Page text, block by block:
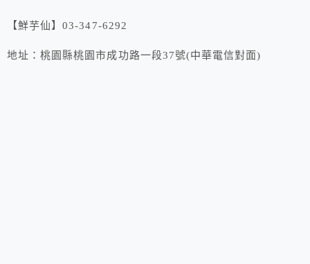
【鮮芋仙】03-347-6292
地址：桃園縣桃園市成功路一段37號(中華電信對面)